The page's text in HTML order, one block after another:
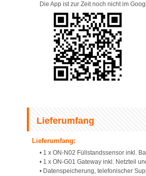
Die App ist zur Zeit noch nicht im
Lieferumfang
Lieferumfang:
• 1 x ON-N02 Füllstandssensor inkl.
• 1 x ON-G01 Gateway inkl. Netzteil
• Datenspeicherung, telefonischer